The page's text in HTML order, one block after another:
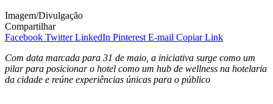
Imagem/Divulgação
Compartilhar
Facebook Twitter LinkedIn Pinterest E-mail Copiar Link
Com data marcada para 31 de maio, a iniciativa surge como um
pilar para posicionar o hotel como um hub de wellness na hotelaria
da cidade e reúne experiências únicas para o público